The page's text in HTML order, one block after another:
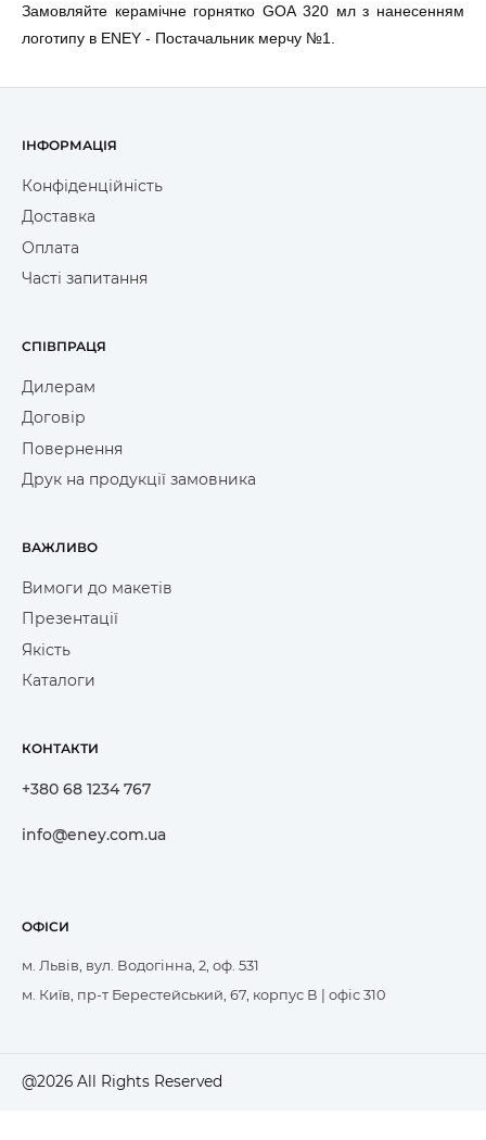
Замовляйте керамічне горнятко GOA 320 мл з нанесенням
логотипу в ENEY - Постачальник мерчу №1.
ІНФОРМАЦІЯ
Конфіденційність
Доставка
Оплата
Часті запитання
СПІВПРАЦЯ
Дилерам
Договір
Повернення
Друк на продукції замовника
ВАЖЛИВО
Вимоги до макетів
Презентації
Якість
Каталоги
КОНТАКТИ
+380 68 1234 767
info@eney.com.ua
ОФІСИ
м. Львів, вул. Водогінна, 2, оф. 531
м. Київ, пр-т Берестейський, 67, корпус В | офіс 310
@2026 All Rights Reserved